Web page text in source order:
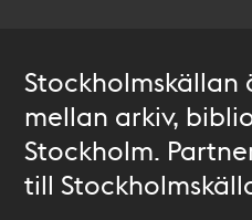
mellan arkiv,
Stockholm.
till